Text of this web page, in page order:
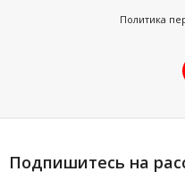
Политика
Подпишитесь на